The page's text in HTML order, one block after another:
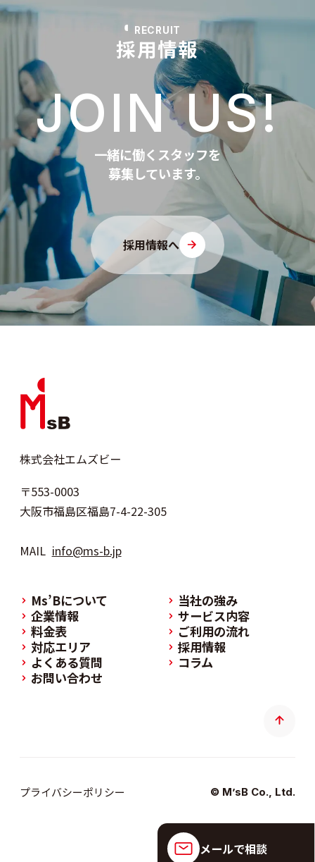
採用情報
RECRUIT
JOIN US!
一緒に働くスタッフを
募集しています。
採用情報へ
株式会社エムズビー
〒553-0003
大阪市福島区福島7-4-22-305
MAIL info@ms-b.jp
Ms’Bについて
当社の強み
企業情報
サービス内容
料金表
ご利用の流れ
対応エリア
採用情報
よくある質問
コラム
お問い合わせ
プライバシーポリシー © M’sB Co., Ltd.
メールで相談